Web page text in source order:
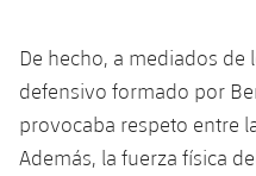
Palau Blaugrana
Estadi Johan Cruyff
SUB11 B
SUB10 A
Clasificación
Jugadores
Cadete B
Infantil A
Calendario
Entradas
plusicon
más
Actualidad
Calendario
Base
plusicon
más
Actualidad
De hecho, a mediados de
defensivo formado por
provocaba respeto entre
Además, la fuerza física